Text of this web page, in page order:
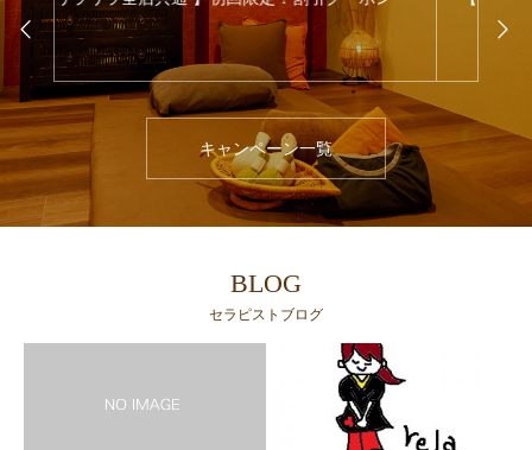
キャンペーン一覧
BLOG
セラピストブログ